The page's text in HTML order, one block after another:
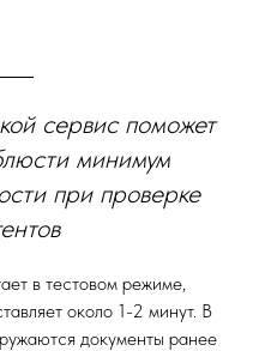
сервис поможет
минимум
при проверке
в тестовом режиме,
около 1-2 минут. В
документы ранее